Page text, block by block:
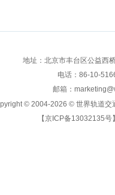
地址：北京市丰台区公益西
电话：86-10-
邮箱：
© 2004-2026 © 世界轨道交
【京ICP备13032135